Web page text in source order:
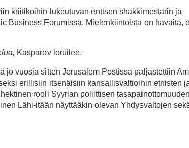
kriitikoihin lukeutuvan entisen shakkimestarin ja
Business Forumissa. Mielenkiintoista on havaita,
Kasparov loruilee.
vuosia sitten Jerusalem Postissa paljastettiin
erillisiin itsenäisiin kansallisvaltioihin etnisten
rooli Syyrian poliittisen tasapainottomuuden
Lähi-itään näyttääkin olevan Yhdysvaltojen